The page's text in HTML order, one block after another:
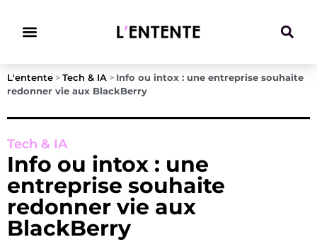
L'entente > Tech & IA > Info ou intox : une entreprise souhaite
redonner vie aux BlackBerry
Tech & IA
Info ou intox : une
entreprise souhaite
redonner vie aux
BlackBerry